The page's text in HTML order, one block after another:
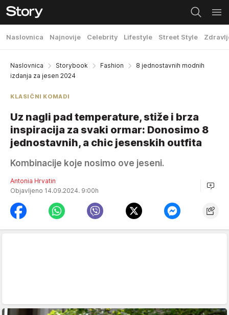
Naslovnica Najnovije Celebrity Lifestyle Street Style
Naslovnica Storybook Fashion
8 jednostavnih modnih
izdanja za jesen 2024
KLASIČNI KOMADI
Uz nagli pad temperature, stiže i brza
inspiracija za svaki ormar: Donosimo 8
jednostavnih, a chic jesenskih outfita
Kombinacije koje nosimo ove jeseni.
Antonia Hrvatin
Objavljeno 14.09.2024. 9:00h